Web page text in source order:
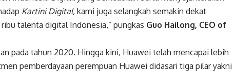
Kartini Digital, kami juga selangkah semakin dekat
talenta digital Indonesia,” pungkas Guo Hailong, CEO of
pada tahun 2020. Hingga kini, Huawei telah mencapai lebih
pemberdayaan perempuan Huawei didasari tiga pilar yakni